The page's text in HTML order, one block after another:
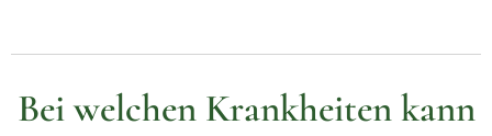
Bei welchen Krankheiten kann